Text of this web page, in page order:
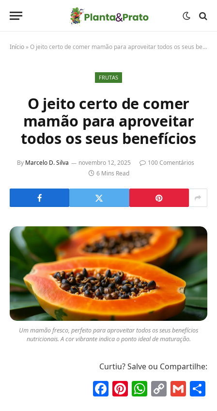
Início »O jeito certo de comer mamão para aproveitar todos os seus benefícios
FRUTAS
O jeito certo de comer
mamão para aproveitar
todos os seus benefícios
By Marcelo D. Silva novembro 12, 2025
100 Comentários
6 Mins Read
Um mamão fresco, perfeito para aproveitar todos os seus benefícios
nutricionais. A cor vibrante indica o ponto ideal de maturação.
Curtiu? Salve ou Compartilhe:
Facebook
Pinterest
Copy